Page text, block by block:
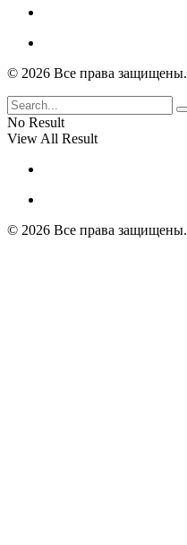
© 2026 Все права защищены.
No Result
View All Result
© 2026 Все права защищены.